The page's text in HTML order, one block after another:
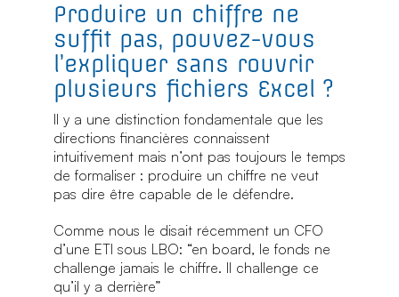
Produire un chiffre ne
suffit pas, pouvez-vous
l’expliquer sans rouvrir
plusieurs fichiers Excel ?
Il y a une distinction fondamentale que les
directions financières connaissent
intuitivement mais n’ont pas toujours le temps
de formaliser : produire un chiffre ne veut
pas dire être capable de le défendre.
Comme nous le disait récemment un CFO
d’une ETI sous LBO: “en board, le fonds ne
challenge jamais le chiffre. Il challenge ce
qu’il y a derrière”